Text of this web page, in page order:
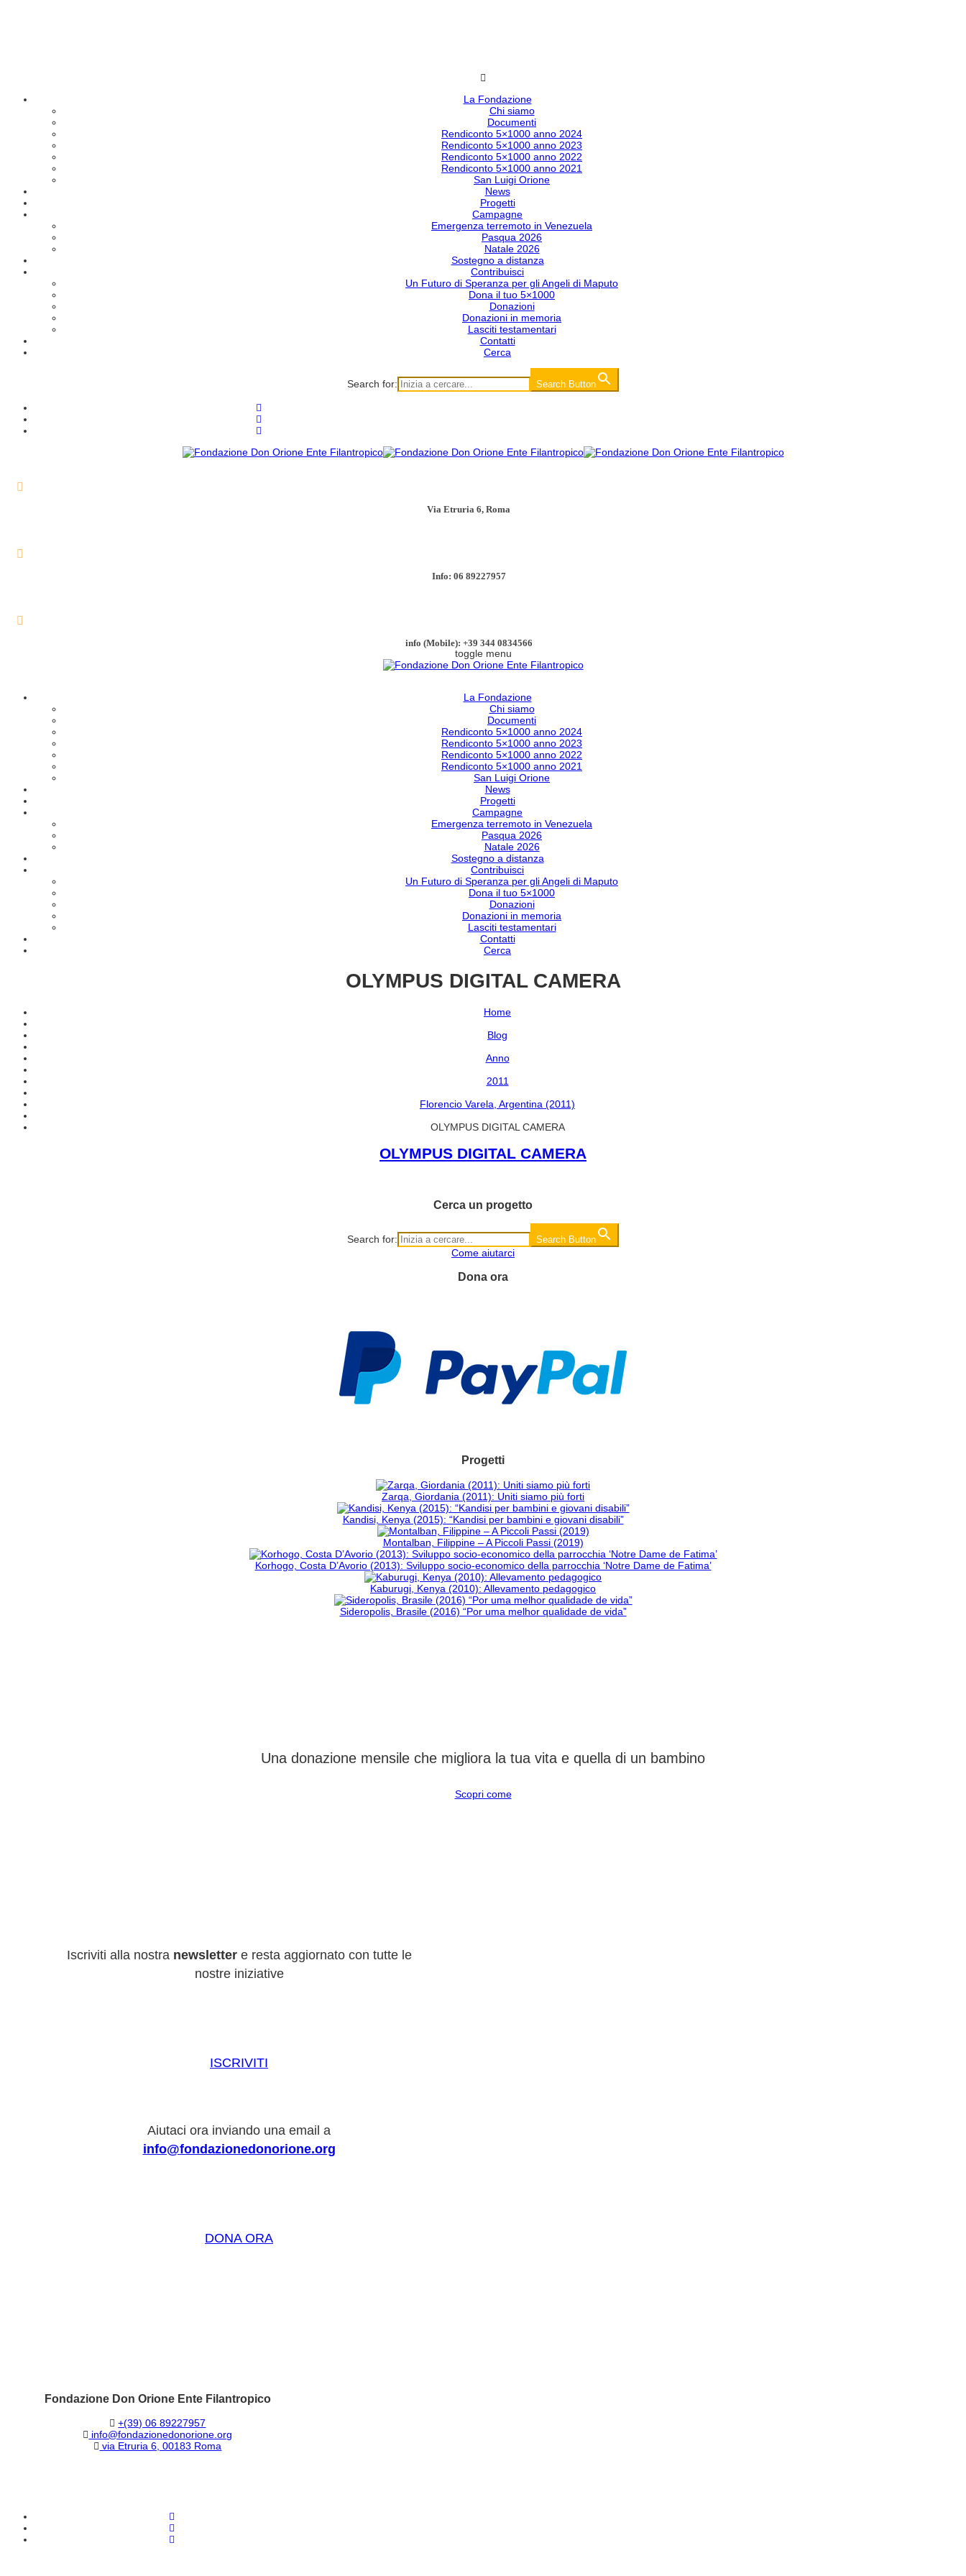
La Fondazione
Chi siamo
Documenti
Rendiconto 5×1000 anno 2024
Rendiconto 5×1000 anno 2023
Rendiconto 5×1000 anno 2022
Rendiconto 5×1000 anno 2021
San Luigi Orione
News
Progetti
Campagne
Emergenza terremoto in Venezuela
Pasqua 2026
Natale 2026
Sostegno a distanza
Contribuisci
Un Futuro di Speranza per gli Angeli di Maputo
Dona il tuo 5×1000
Donazioni
Donazioni in memoria
Lasciti testamentari
Contatti
Cerca
Search for: Search Button
Via Etruria 6, Roma
Info: 06 89227957
info (Mobile): +39 344 0834566
toggle menu
La Fondazione
Chi siamo
Documenti
Rendiconto 5×1000 anno 2024
Rendiconto 5×1000 anno 2023
Rendiconto 5×1000 anno 2022
Rendiconto 5×1000 anno 2021
San Luigi Orione
News
Progetti
Campagne
Emergenza terremoto in Venezuela
Pasqua 2026
Natale 2026
Sostegno a distanza
Contribuisci
Un Futuro di Speranza per gli Angeli di Maputo
Dona il tuo 5×1000
Donazioni
Donazioni in memoria
Lasciti testamentari
Contatti
Cerca
OLYMPUS DIGITAL CAMERA
Home
Blog
Anno
2011
Florencio Varela, Argentina (2011)
OLYMPUS DIGITAL CAMERA
OLYMPUS DIGITAL CAMERA
Cerca un progetto
Search for: Search Button
Come aiutarci
Dona ora
Progetti
Zarqa, Giordania (2011): Uniti siamo più forti
Kandisi, Kenya (2015): “Kandisi per bambini e giovani disabili”
Montalban, Filippine – A Piccoli Passi (2019)
Korhogo, Costa D’Avorio (2013): Sviluppo socio-economico della parrocchia ‘Notre Dame de Fatima’
Kaburugi, Kenya (2010): Allevamento pedagogico
Sideropolis, Brasile (2016) “Por uma melhor qualidade de vida”
Una donazione mensile che migliora la tua vita e quella di un bambino
Scopri come
Iscriviti alla nostra newslettere resta aggiornato con tutte le
nostre iniziative
ISCRIVITI
Aiutaci ora inviando una email a
info@fondazionedonorione.org
DONA ORA
Fondazione Don Orione Ente Filantropico
+(39) 06 89227957
info@fondazionedonorione.org
via Etruria 6, 00183 Roma